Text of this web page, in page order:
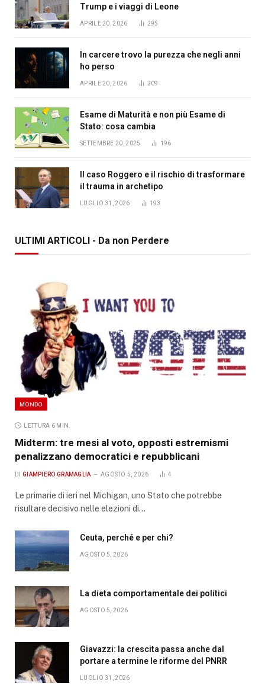
Trump e i viaggi di Leone
APRILE 20, 2026 295
In carcere trovo la purezza che negli anni
ho perso
APRILE 20, 2026 209
Esame di Maturità e non più Esame di
Stato: cosa cambia
SETTEMBRE 20, 2025 196
Il caso Roggero e il rischio di trasformare
il trauma in archetipo
LUGLIO 31, 2026 193
ULTIMI ARTICOLI - Da non Perdere
MONDO
LETTURA 6 MIN.
Midterm: tre mesi al voto, opposti estremismi
penalizzano democratici e repubblicani
DI GIAMPIERO GRAMAGLIA AGOSTO 5, 2026 4
Le primarie di ieri nel Michigan, uno Stato che potrebbe
risultare decisivo nelle elezioni di…
Ceuta, perché e per chi?
AGOSTO 5, 2026
La dieta comportamentale dei politici
AGOSTO 5, 2026
Giavazzi: la crescita passa anche dal
portare a termine le riforme del PNRR
LUGLIO 31, 2026